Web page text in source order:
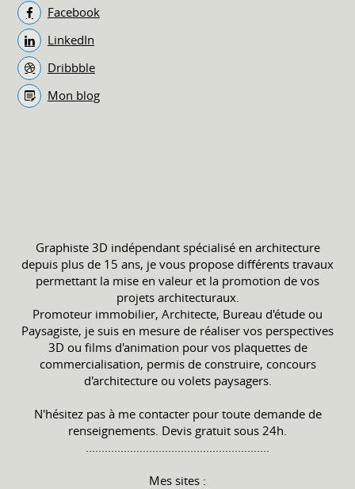
Facebook
LinkedIn
Dribbble
Mon blog
Graphiste 3D indépendant spécialisé en architecture
depuis plus de 15 ans, je vous propose différents travaux
permettant la mise en valeur et la promotion de vos
projets architecturaux.
Promoteur immobilier, Architecte, Bureau d'étude ou
Paysagiste, je suis en mesure de réaliser vos perspectives
3D ou films d'animation pour vos plaquettes de
commercialisation, permis de construire, concours
d'architecture ou volets paysagers.
N'hésitez pas à me contacter pour toute demande de
renseignements. Devis gratuit sous 24h.
Mes sites :